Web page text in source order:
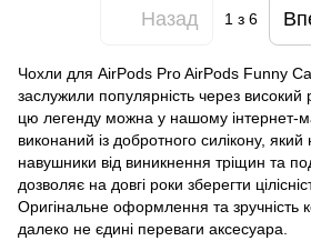
Назад 1з 6
Чохли для AirPods Pro AirPods Funny
заслужили популярність через високий
цю легенду можна у нашому інтернет-
виконаний із добротного силікону,
навушники від виникнення тріщин та
дозволяє на довгі роки зберегти
Оригінальне оформлення та зручність
далеко не єдині переваги аксесуара.